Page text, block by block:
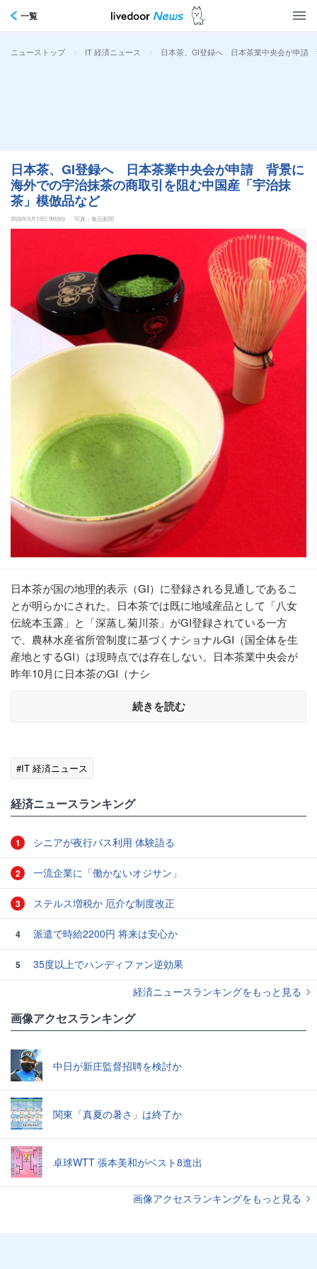
一覧
ニューストップ > IT 経済ニュース > 日本茶、GI登録へ 日本茶業中央会が申請
日本茶、GI登録へ 日本茶業中央会が申請 背景に
海外での宇治抹茶の商取引を阻む中国産「宇治抹
茶」模倣品など
2026年5月13日 9時9分 写真：食品新聞
日本茶が国の地理的表示（GI）に登録される見通しであるこ
とが明らかにされた。日本茶では既に地域産品として「八女
伝統本玉露」と「深蒸し菊川茶」がGI登録されている一方
で、農林水産省所管制度に基づくナショナルGI（国全体を生
産地とするGI）は現時点では存在しない。日本茶業中央会が
昨年10月に日本茶のGI（ナシ
続きを読む
#IT 経済ニュース
経済ニュースランキング
1 シニアが夜行バス利用 体験語る
2 一流企業に「働かないオジサン」
3 ステルス増税か 厄介な制度改正
4 派遣で時給2200円 将来は安心か
5
35度以上でハンディファン逆効果
経済ニュースランキングをもっと見る
画像アクセスランキング
中日が新庄監督招聘を検討か
関東「真夏の暑さ」は終了か
卓球WTT 張本美和がベスト8進出
画像アクセスランキングをもっと見る